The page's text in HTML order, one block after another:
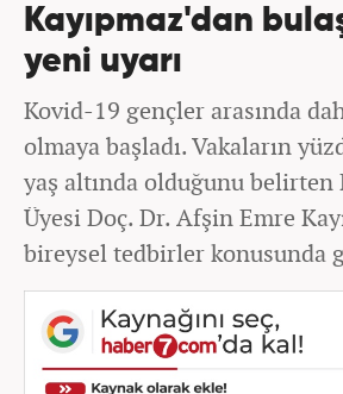
Kayıpmaz'dan
yeni uyarı
Kovid-19 gençler arasında
olmaya başladı. Vakaların
yaş altında olduğunu
Üyesi Doç. Dr. Afşin Emre
bireysel tedbirler konusunda